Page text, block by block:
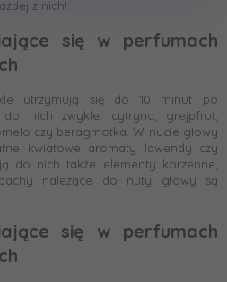
z nich!
się w perfumach
utrzymują się do 10 minut po
do nich zwykle: cytryna, grejpfrut,
czy beragmotka. W nucie głowy
kwiatowe aromaty lawendy czy
do nich także elementy korzenne,
należące do nuty głowy są
się w perfumach